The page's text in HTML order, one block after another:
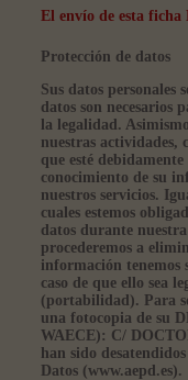
El envío de esta ficha
Protección de datos
Sus datos personales
datos son necesarios
la legalidad.
nuestras actividades,
que esté
conocimiento de su
nuestros servicios.
cuales estemos
datos durante
procederemos a
información tenemos
caso de que ello sea
(portabilidad). Para
una fotocopia de su
WAECE): C/
han sido
Datos (www.aepd.es).